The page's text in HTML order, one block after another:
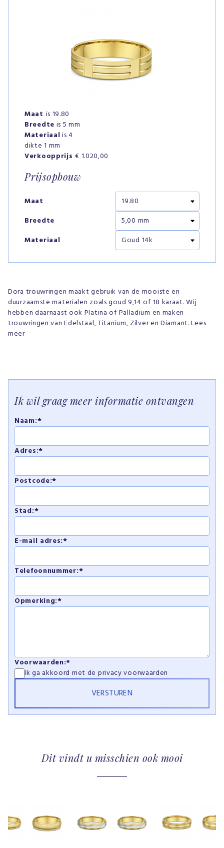
Maat is 19.80
Breedte is 5 mm
Materiaalis 4
dikte 1 mm
Verkoopprijs€ 1.020,00
Prijsopbouw
Maat
Breedte
Materiaal
Dora trouwringen maakt gebruik van de mooiste en
duurzaamste materialen zoals goud 9,14 of 18 karaat. Wij
hebben daarnaast ook Platina of Palladium en maken
trouwringen van Edelstaal, Titanium, Zilver en Diamant. Lees
meer
Ik wil graag meer informatie ontvangen
Naam:*
Adres:*
Postcode:*
Stad:*
E-mail adres:*
Telefoonnummer:*
Opmerking:*
Voorwaarden:*
Ik ga akkoord met de privacy voorwaarden
Dit vindt u misschien ook mooi